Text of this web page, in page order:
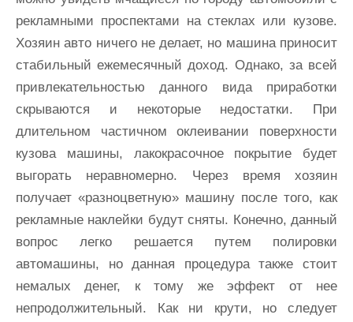
рекламными проспектами на стеклах или кузове.
Хозяин авто ничего не делает, но машина приносит
стабильный ежемесячный доход. Однако, за всей
привлекательностью данного вида приработки
скрываются и некоторые недостатки. При
длительном частичном оклеивании поверхности
кузова машины, лакокрасочное покрытие будет
выгорать неравномерно. Через время хозяин
получает «разноцветную» машину после того, как
рекламные наклейки будут сняты. Конечно, данный
вопрос легко решается путем полировки
автомашины, но данная процедура также стоит
немалых денег, к тому же эффект от нее
непродолжительный. Как ни крути, но следует